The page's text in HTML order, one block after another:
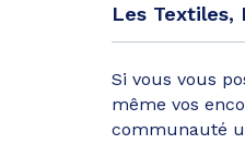
Les Textiles,
Si vous vous
même vos
communauté